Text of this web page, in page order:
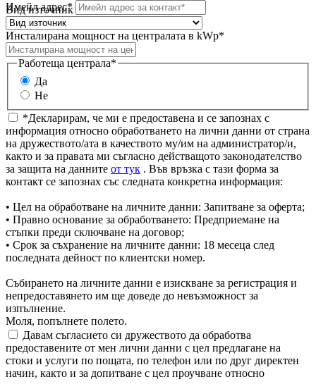
Имейл адрес*
Вид източник
Инсталирана мощност на централата в kWp*
Работеща централа*
Да
Не
*Декларирам, че ми е предоставена и се запознах с
информация относно обработването на лични данни от страна
на дружеството/ата в качеството му/им на администратор/и,
както и за правата ми съгласно действащото законодателство
за защита на данните от тук . Във връзка с тази форма за
контакт се запознах със следната конкретна информация:
• Цел на обработване на личните данни: Запитване за оферта;
• Правно основание за обработването: Предприемане на
стъпки преди сключване на договор;
• Срок за съхранение на личните данни: 18 месеца след
последната дейност по клиентски номер.
Събирането на личните данни е изискване за регистрация и
непредоставянето им ще доведе до невъзможност за
изпълнение.
Моля, попълнете полето.
Давам съгласието си дружеството да обработва
предоставените от мен лични данни с цел предлагане на
стоки и услуги по пощата, по телефон или по друг директен
начин, както и за допитване с цел проучване относно